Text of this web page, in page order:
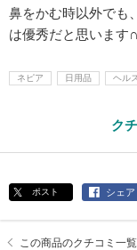
鼻をかむ時以外でも
は優秀だと思います
ネピア 日用品 ヘル
ク
ポスト シェア
この商品のクチコミ一